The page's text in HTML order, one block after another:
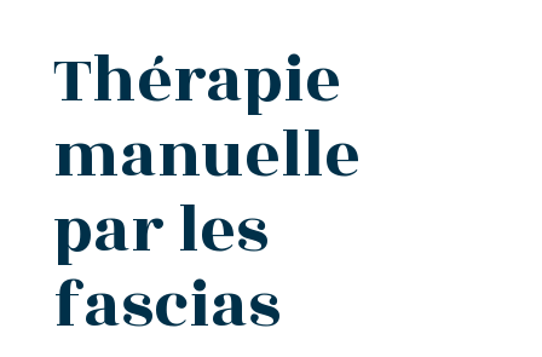
Thérapie
manuelle
par les
fascias